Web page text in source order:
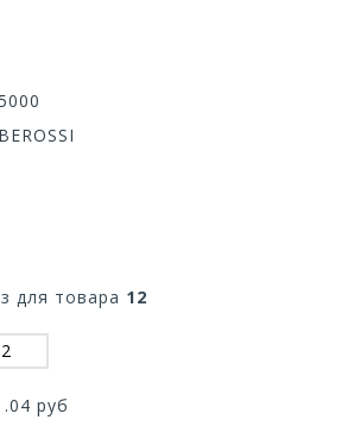
BEROSSI
для товара 12
руб